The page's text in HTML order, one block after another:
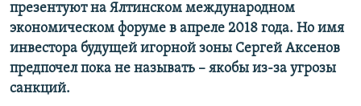
презентуют на Ялтинском международном
экономическом форуме в апреле 2018 года. Но имя
инвестора будущей игорной зоны Сергей Аксенов
предпочел пока не называть – якобы из-за угрозы
санкций.